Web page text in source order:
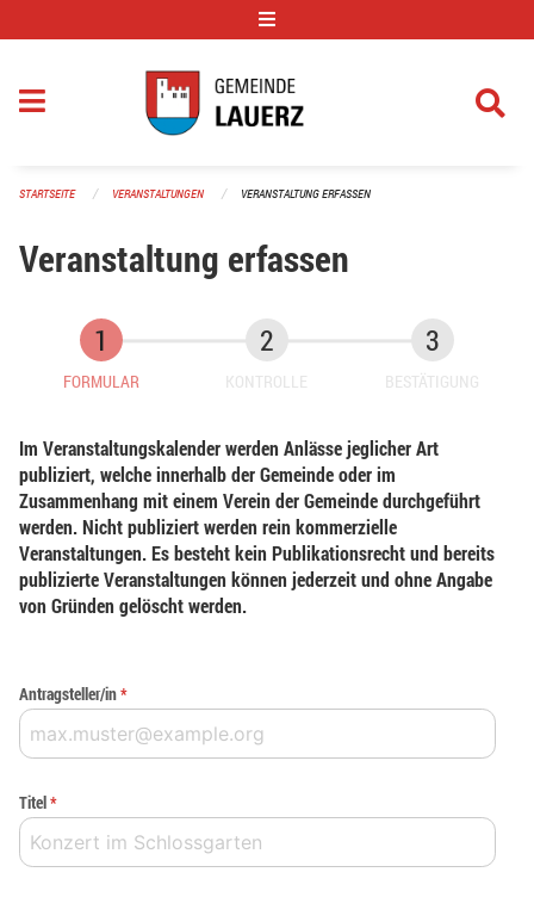
STARTSEITE VERANSTALTUNGEN VERANSTALTUNG ERFASSEN
Veranstaltung erfassen
FORMULAR KONTROLLE BESTÄTIGUNG
Im Veranstaltungskalender werden Anlässe jeglicher Art
publiziert, welche innerhalb der Gemeinde oder im
Zusammenhang mit einem Verein der Gemeinde durchgeführt
werden. Nicht publiziert werden rein kommerzielle
Veranstaltungen. Es besteht kein Publikationsrecht und bereits
publizierte Veranstaltungen können jederzeit und ohne Angabe
von Gründen gelöscht werden.
Antragsteller/in*
Titel*